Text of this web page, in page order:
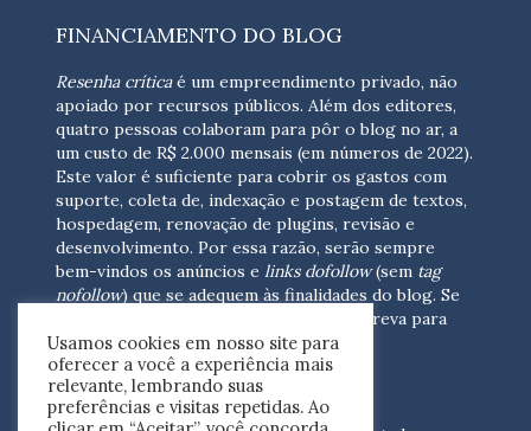
FINANCIAMENTO DO BLOG
Resenha críticaé um empreendimento privado, não
apoiado por recursos públicos. Além dos editores,
quatro pessoas colaboram para pôr o blog no ar, a
um custo de R$ 2.000 mensais (em números de 2022).
Este valor é suficiente para cobrir os gastos com
suporte, coleta de, indexação e postagem de textos,
hospedagem, renovação de plugins, revisão e
desenvolvimento. Por essa razão, serão sempre
bem-vindos os anúncios e links dofollow(sem tag
nofollow) que se adequem às finalidades do blog. Se
escreva para
nós(contato@resenhacritica.com.br)
FONTES E ACERVO
Usamos cookies em nosso site para
oferecer a você a experiência mais
relevante, lembrando suas
preferências e visitas repetidas. Ao